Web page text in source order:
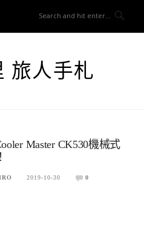
旅人手札
Master CK530機械式
2019-10-30 0